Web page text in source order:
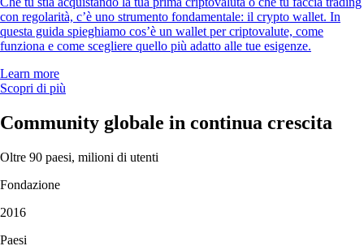
con regolarità, c’è uno strumento fondamentale: il crypto wallet. In
questa guida spieghiamo cos’è un wallet per criptovalute, come
funziona e come scegliere quello più adatto alle tue esigenze.
Learn more
Scopri di più
Community globale in continua crescita
Oltre 90 paesi, milioni di utenti
Fondazione
2016
Paesi